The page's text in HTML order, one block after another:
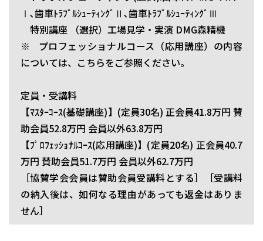
Ⅰ､歯車ﾄﾗﾌﾞﾙｼｭｰﾃｨﾝｸﾞⅡ､歯車ﾄﾗﾌﾞﾙｼｭｰﾃｨﾝｸﾞⅢ
特別講座 （選択）工場見学・実演 DMG森精機
※ プロフェッショナルコース（応用講座）の内容
については、こちらをご参照ください。
定員・受講料
【ﾏｽﾀｰｺｰｽ(基礎講座)】(定員30名) 正会員41.8万円 賛
助会員52.8万円 会員以外63.8万円
【ﾌﾟﾛﾌｪｯｼｮﾅﾙｺｰｽ(応用講座)】(定員20名) 正会員40.7
万円 賛助会員51.7万円 会員以外62.7万円
［協賛学会会員は賛助会員受講料とする］［受講料
の納入後は、如何なる理由があっても返金はありま
せん］